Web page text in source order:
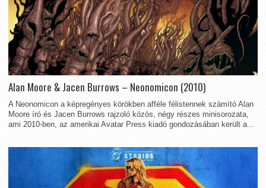
Alan Moore & Jacen Burrows – Neonomicon (2010)
A Neonomicon a képregényes körökben afféle félistennek számító Alan
Moore író és Jacen Burrows rajzoló közös, négy részes minisorozata,
ami 2010-ben, az amerikai Avatar Press kiadó gondozásában került a...